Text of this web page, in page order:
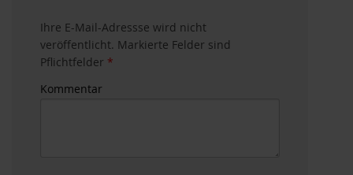
Ihre E-Mail-Adressse wird nicht
veröffentlicht. Markierte Felder sind
Pflichtfelder *
Kommentar